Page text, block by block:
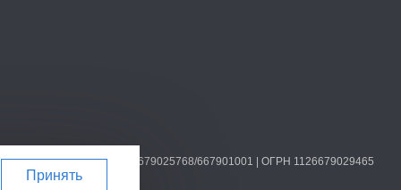
«Уралплит» | ИНН/КПП 6679025768/667901001 | ОГРН 1126679029465
Принять